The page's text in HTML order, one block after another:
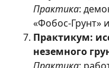
Практика:
«Фобос-Грунт»
Практикум:
неземного